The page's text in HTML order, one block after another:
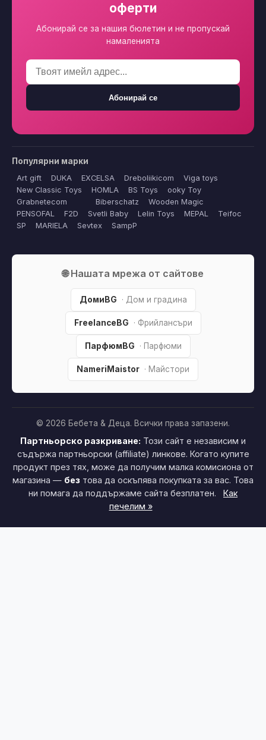
оферти
Абонирай се за нашия бюлетин и не пропускай
намаленията
Абонирай се
Популярни марки
Art gift DUKA EXCELSA Dreboliikicom
Viga toys
New Classic Toys
HOMLA BS Toys
ooky Toy
Grabnetecom
Biberschatz
Wooden Magic
PENSOFAL
F2D Svetli Baby Lelin Toys MEPAL
Teifoc
SP
MARIELA Sevtex SampP
🌐 Нашата мрежа от сайтове
ДомиBG · Дом и градина
FreelanceBG · Фрийлансъри
ПарфюмBG · Парфюми
NameriMaistor · Майстори
© 2026 Бебета & Деца. Всички права запазени.
Партньорско разкриване: Този сайт е независим и
съдържа партньорски (affiliate) линкове. Когато купите
продукт през тях, може да получим малка комисиона от
магазина — без това да оскъпява покупката за вас. Това
ни помага да поддържаме сайта безплатен.
Как
печелим »